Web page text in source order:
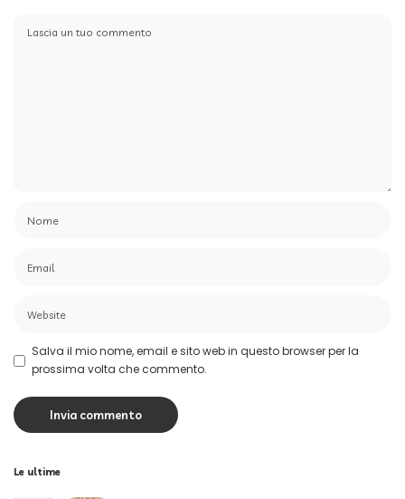
Salva il mio nome, email e sito web in questo browser per la
prossima volta che commento.
Le ultime